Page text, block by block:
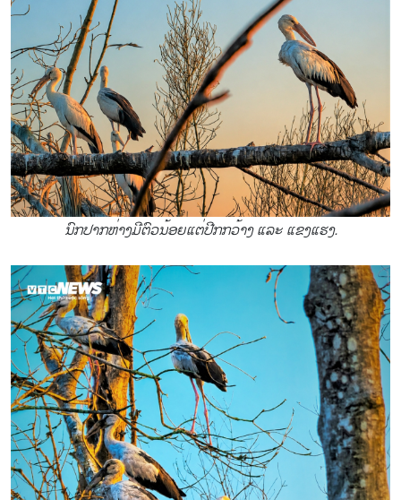
ນົກປາກຫ່າງມີຕົວນ້ອຍແຕ່ປີກກວ້າງ ແລະ ແຂງແຮງ.